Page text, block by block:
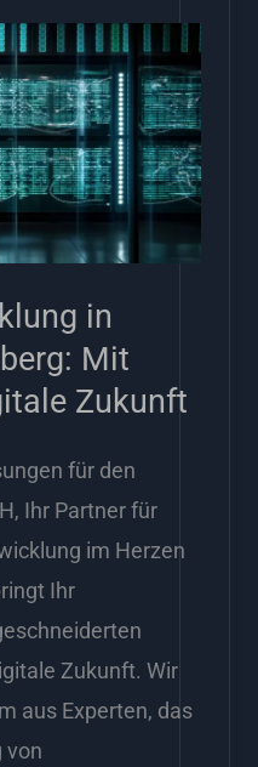
in
Mit
Zukunft
für den
Ihr Partner für
im Herzen
Ihr
Zukunft. Wir
aus Experten, das
von